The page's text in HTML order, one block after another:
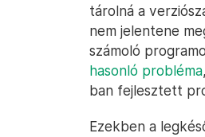
tárolná a
nem jelentene
számoló
hasonló probléma
ban fejlesztett
Ezekben a